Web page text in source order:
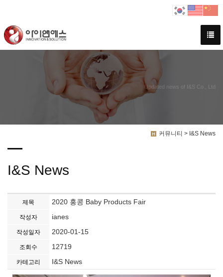
Updated news of I&S Co., Ltd
커뮤니티 > I&S News
I&S News
제목 2020 홍콩 Baby Products Fair
작성자 ianes
작성일자 2020-01-15
조회수 12719
카테고리 I&S News